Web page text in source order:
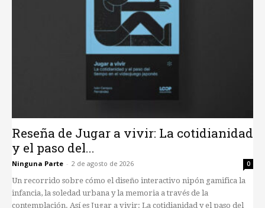
Reseña de Jugar a vivir: La cotidianidad
y el paso del...
Ninguna Parte - 2 de agosto de 2026 0
Un recorrido sobre cómo el diseño interactivo nipón gamifica la
infancia, la soledad urbana y la memoria a través de la
contemplación. Así es Jugar a vivir: La cotidianidad y el paso del